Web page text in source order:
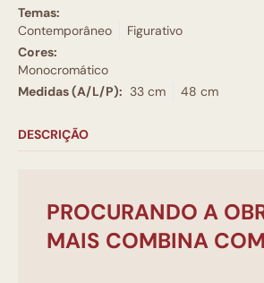
Temas:
Contemporâneo
Figurativo
Cores:
Monocromático
Medidas (A/L/P): 33 cm 48 cm
DESCRIÇÃO
PROCURANDO A
MAIS COMBINA